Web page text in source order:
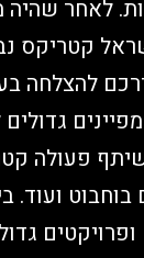
להצלחה
פעולה
בוחבוט
ופרויקטים